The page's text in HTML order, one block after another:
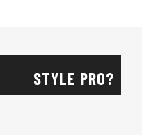
STYLE PRO?